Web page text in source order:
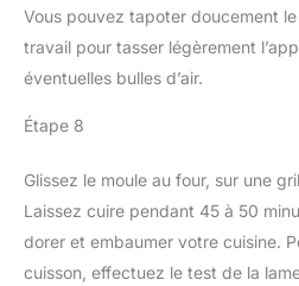
Vous pouvez tapoter doucement
travail pour tasser légèrement
éventuelles bulles d’air.
Étape 8
Glissez le moule au four, sur une
Laissez cuire pendant 45 à 50
dorer et embaumer votre cuisine.
cuisson, effectuez le test de la